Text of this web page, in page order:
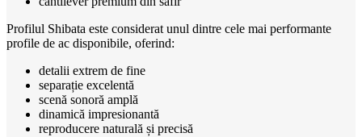
Profilul Shibata este considerat unul dintre cele mai performante
profile de ac disponibile, oferind:
detalii extrem de fine
separație excelentă
scenă sonoră amplă
dinamică impresionantă
reproducere naturală și precisă